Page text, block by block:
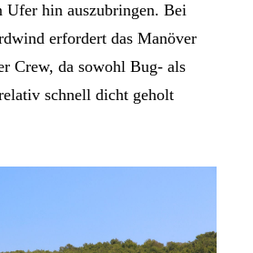
Ufer hin auszubringen. Bei
erfordert das Manöver
Crew, da sowohl Bug- als
schnell dicht geholt